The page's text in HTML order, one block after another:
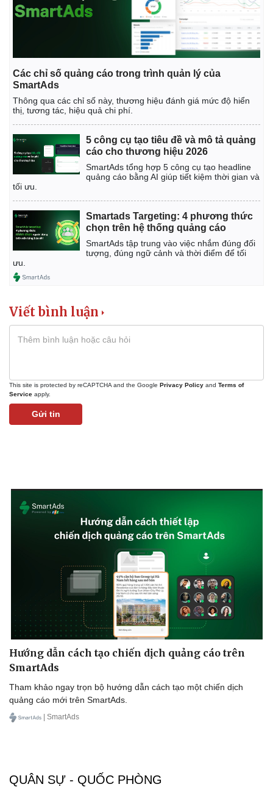
Quan sát
Cuộc sống đó đây
Video
Ảnh
E-Magazine
Infographic
Bất động sản
Khởi nghiệp
Thị trường
Giá vàng
Tiêu dùng
Tỷ giá
Các chỉ số quảng cáo trong trình quản lý của
SmartAds
Thông qua các chỉ số này, thương hiệu đánh giá mức độ hiển
thị, tương tác, hiệu quả chi phí.
5 công cụ tạo tiêu đề và mô tả quảng
cáo cho thương hiệu 2026
SmartAds tổng hợp 5 công cụ tạo headline
quảng cáo bằng AI giúp tiết kiệm thời gian và
tối ưu.
Smartads Targeting: 4 phương thức
chọn trên hệ thống quảng cáo
SmartAds tập trung vào việc nhắm đúng đối
tượng, đúng ngữ cảnh và thời điểm để tối
ưu.
Viết bình luận
This site is protected by reCAPTCHA and the Google Privacy Policy and Terms of
Service apply.
Gửi tin
Hướng dẫn cách tạo chiến dịch quảng cáo trên
SmartAds
Tham khảo ngay trọn bộ hướng dẫn cách tạo một chiến dịch
quảng cáo mới trên SmartAds.
| SmartAds
QUÂN SỰ - QUỐC PHÒNG